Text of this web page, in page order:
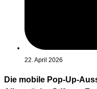
22. April 2026
Die mobile Pop-Up-